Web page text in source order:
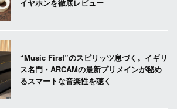
イヤホンを徹底レビュー
“Music First”のスピリッツ息づく。イギリ
ス名門・ARCAMの最新プリメインが秘め
るスマートな音楽性を聴く